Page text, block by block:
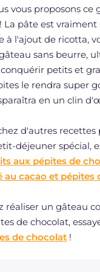
vous proposons ce
La pâte est vraiment
à l'ajout de ricotta,
sans beurre,
petits et
le rendra super
en un clin
d'autres recettes
déjeuner spécial,
aux pépites de
au cacao et pépites
réaliser un gâteau
de chocolat,
de chocolat!